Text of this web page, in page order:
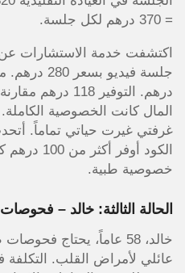
= 370 درهم لكل جلسة.
اكتشفت خدمة الاستشارات
درهم. التوفير
المال كانت الخصوصية
غرفتي غيرت حياتي تماماً.
الكود
خصوصية طبية.
الحالة الثالثة: خالد –